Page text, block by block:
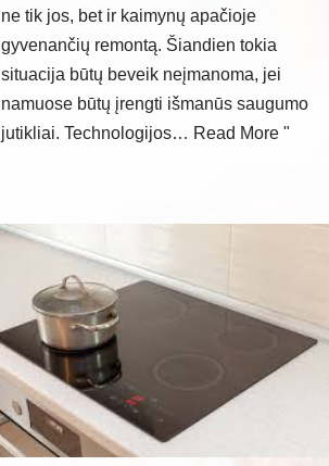
ne tik jos, bet ir kaimynų apačioje
gyvenančių remontą. Šiandien tokia
situacija būtų beveik neįmanoma, jei
namuose būtų įrengti išmanūs saugumo
jutikliai. Technologijos… Read More "